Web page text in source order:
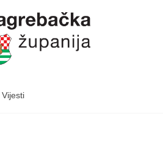
Vijesti